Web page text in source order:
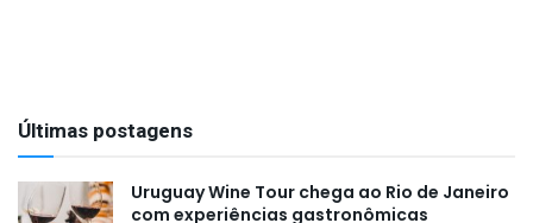
Últimas postagens
Uruguay Wine Tour chega ao Rio de Janeiro
com experiências gastronômicas